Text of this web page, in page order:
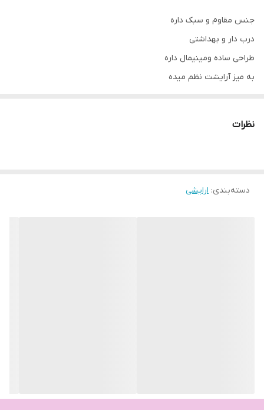
جنس مقاوم و سبک داره
درب دار و بهداشتی
طراحی ساده و‌مینیمال داره
به میز آرایشت نظم میده
نظرات
دسته‌بندی: ارایشی